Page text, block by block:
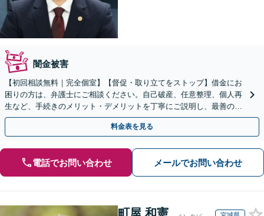
闇金被害
【初回相談無料｜完全個室】【督促・取り立てをストップ】借金にお
困りの方は、弁護士にご相談ください。自己破産、任意整理、個人再
生など、手続きのメリット・デメリットを丁寧にご説明し、最善の解
決策をご提案します。【WEB面談可】
料金表を見る
電話でお問い合わせ メールでお問い合わせ
町屋 和憲 宮城県